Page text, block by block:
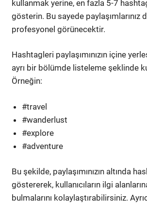
kullanmak yerine, en fazla 5-7
gösterin. Bu sayede paylaşımlarınız
profesyonel görünecektir.
Hashtagleri paylaşımınızın içine
ayrı bir bölümde listeleme şeklinde
Örneğin:
#travel
#wanderlust
#explore
#adventure
Bu şekilde, paylaşımınızın altında
göstererek, kullanıcıların ilgi
bulmalarını kolaylaştırabilirsiniz.